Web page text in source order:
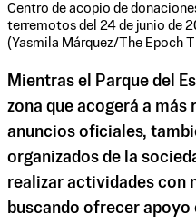
Centro de acopio de
terremotos del 24 de junio de
(Yasmila Márquez/The Epoch
Mientras el Parque del
zona que acogerá a
anuncios oficiales,
organizados de la
realizar actividades con
buscando ofrecer